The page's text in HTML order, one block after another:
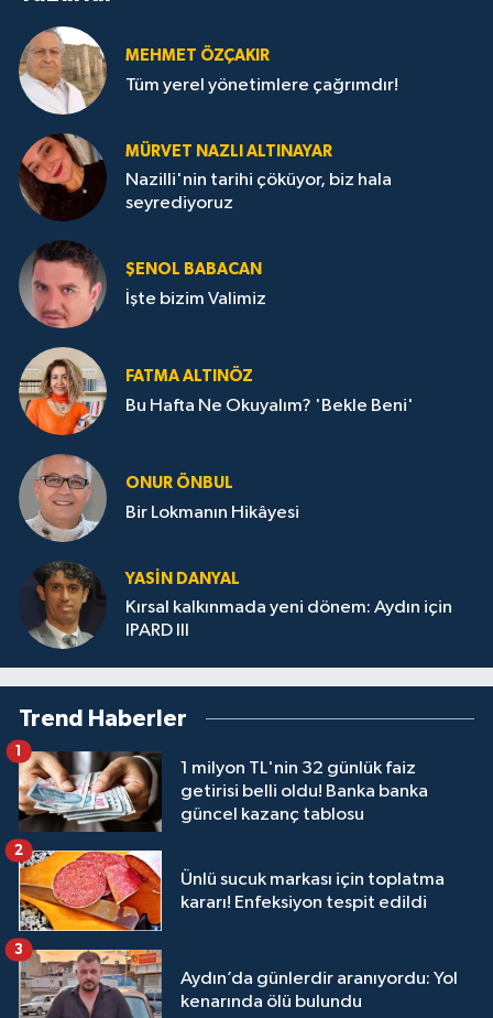
MEHMET ÖZÇAKIR
Tüm yerel yönetimlere çağrımdır!
MÜRVET NAZLI ALTINAYAR
Nazilli'nin tarihi çöküyor, biz hala
seyrediyoruz
ŞENOL BABACAN
İşte bizim Valimiz
FATMA ALTINÖZ
Bu Hafta Ne Okuyalım? 'Bekle Beni'
ONUR ÖNBUL
Bir Lokmanın Hikâyesi
YASIN DANYAL
Kırsal kalkınmada yeni dönem: Aydın için
IPARD III
Trend Haberler
1 milyon TL'nin 32 günlük faiz
getirisi belli oldu! Banka banka
güncel kazanç tablosu
1
Ünlü sucuk markası için toplatma
kararı! Enfeksiyon tespit edildi
2
Aydın’da günlerdir aranıyordu: Yol
kenarında ölü bulundu
3